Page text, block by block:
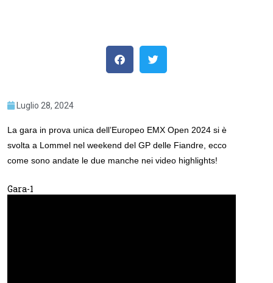
Luglio 28, 2024
La gara in prova unica dell’Europeo EMX Open 2024 si è
svolta a Lommel nel weekend del GP delle Fiandre, ecco
come sono andate le due manche nei video highlights!
Gara-1